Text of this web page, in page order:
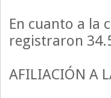
En cuanto a la
registraron
AFILIACIÓN A